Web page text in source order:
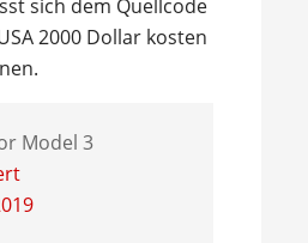
sich dem Quellcode
2000 Dollar kosten
Model 3